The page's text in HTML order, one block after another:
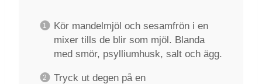
Kör mandelmjöl och sesamfrön i en
mixer tills de blir som mjöl. Blanda
med smör, psylliumhusk, salt och ägg.
Tryck ut degen på en